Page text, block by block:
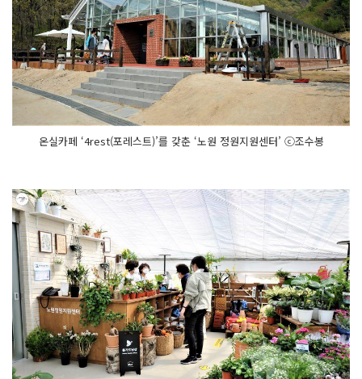
온실카페 ‘4rest(포레스트)’를 갖춘 ‘노원 정원지원센터’ ⓒ조수봉